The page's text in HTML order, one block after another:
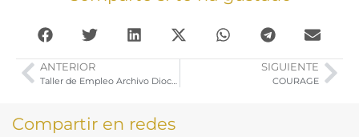
ANTERIOR SIGUIENTE
COURAGE
Compartir en redes